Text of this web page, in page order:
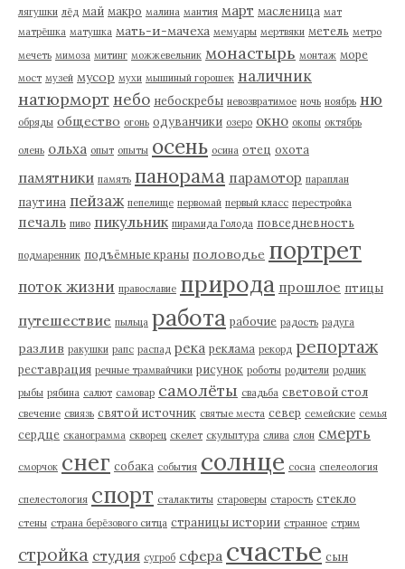
лягушки лёд май макро малина мантия март масленица мат
матрёшка матушка мать-и-мачеха мемуары мертвяки метель метро
мечеть мимоза митинг можжевельник монастырь монтаж море
мост музей мусор мухи мышиный горошек наличник
натюрморт небо небоскребы невозвратимое ночь ноябрь ню
обряды общество огонь одуванчики озеро окно окопы октябрь
олень ольха опыт опыты осень осина отец охота
памятники память панорама парамотор параплан
паутина пейзаж пепелище первомай первый класс перестройка
печаль пиво пикульник пирамида Голода повседневность
подмаренник подъёмные краны половодье портрет
поток жизни православие природа прошлое птицы
путешествие пыльца работа рабочие радость радуга
разлив ракушки рапс распад река реклама рекорд репортаж
реставрация речные трамвайчики рисунок роботы родители родник
рыбы рябина салют самовар самолёты свадьба световой стол
свечение свиязь святой источник святые места север семейские семья
сердце сканограмма скворец скелет скульптура слива слон смерть
сморчок снег собака события солнце сосна спелеология
спелестология спорт сталактиты староверы старость стекло
стены страна берёзового ситца страницы истории странное стрим
стройка студия сугроб сфера счастье сын